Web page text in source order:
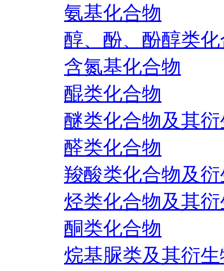
氨基化合物
醇、酚、酚醇类
含氮基化合物
醌类化合物
醚类化合物及其
醛类化合物
羧酸类化合物及
烃类化合物及其
酮类化合物
烷基脲类及其衍